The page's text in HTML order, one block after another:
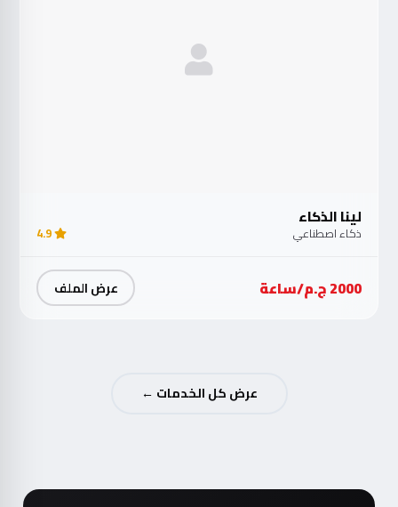
لينا الذكاء
ذكاء اصطناعي 4.9
2000 ج.م/ساعة عرض الملف
عرض كل الخدمات ←